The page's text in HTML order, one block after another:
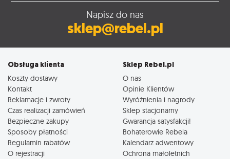
Napisz do nas
sklep@rebel.pl
Obsługa klienta
Koszty dostawy
Kontakt
Reklamacje i zwroty
Czas realizacji zamówień
Bezpieczne zakupy
Sposoby płatności
Regulamin rabatów
O rejestracji
Sklep Rebel.pl
O nas
Opinie Klientów
Wyróżnienia i nagrody
Sklep stacjonarny
Gwarancja satysfakcji!
Bohaterowie Rebela
Kalendarz adwentowy
Ochrona małoletnich